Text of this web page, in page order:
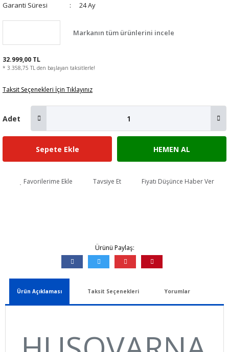
Garanti Süresi
24 Ay
Markanın tüm ürünlerini incele
32.999,00 TL
* 3.358,75 TL den başlayan taksitlerle!
Taksit Seçenekleri İçin Tıklayınız
Adet
Sepete Ekle HEMEN AL
Favorilerime Ekle Tavsiye Et Fiyatı Düşünce Haber Ver
Ürünü Paylaş:
Ürün Açıklaması Taksit Seçenekleri Yorumlar